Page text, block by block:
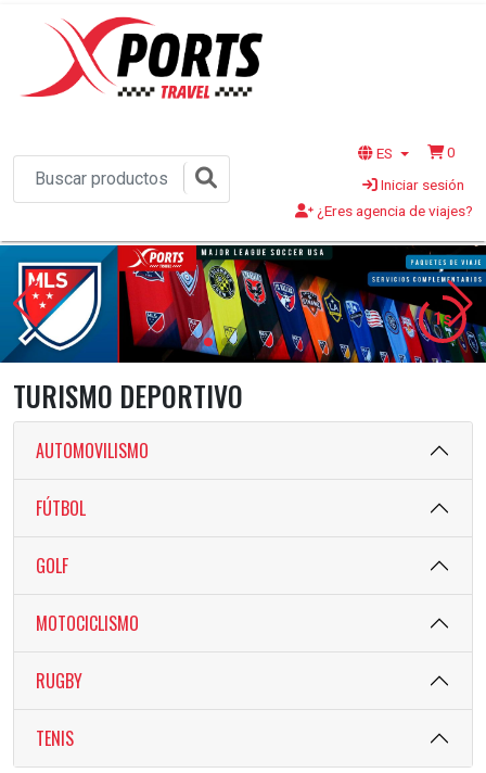
ES
0
Iniciar sesión
¿Eres agencia de viajes?
1s
TURISMO DEPORTIVO
AUTOMOVILISMO
FÚTBOL
GOLF
MOTOCICLISMO
RUGBY
TENIS